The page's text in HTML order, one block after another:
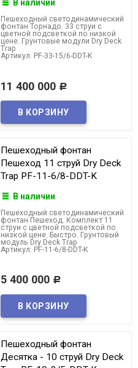
В наличии
Пешеходный светодинамический
фонтан Торнадо. 33 струи с
цветной подсветкой по низкой
цене. Грунтовые модули Dry Deck
Trap
Артикул: PF-33-15/6-DDT-K
11 400 000 Р
Пешеходный фонтан
Пешеход 11 струй Dry Deck
Trap PF-11-6/8-DDT-K
В наличии
Пешеходный светодинамический
фонтан Пешеход. Комплект 11
струи с цветной подсветкой по
низкой цене. Быстро. Грунтовый
модуль Dry Deck Trap
Артикул: PF-11-6/8-DDT-K
5 400 000 Р
Пешеходный фонтан
Десятка - 10 струй Dry Deck